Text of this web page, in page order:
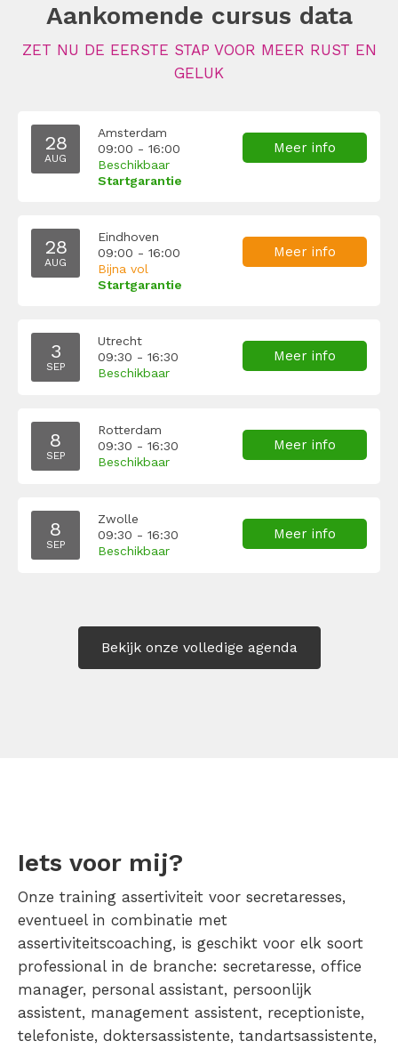
Aankomende cursus data
ZET NU DE EERSTE STAP VOOR MEER RUST EN
GELUK
28
AUG
Amsterdam
09:00 - 16:00
Beschikbaar
Startgarantie
Meer info
28
AUG
Eindhoven
09:00 - 16:00
Bijna vol
Startgarantie
Meer info
3
SEP
Utrecht
09:30 - 16:30
Beschikbaar
Meer info
8
SEP
Rotterdam
09:30 - 16:30
Beschikbaar
Meer info
8
SEP
Zwolle
09:30 - 16:30
Beschikbaar
Meer info
Bekijk onze volledige agenda
Iets voor mij?
Onze training assertiviteit voor secretaresses,
eventueel in combinatie met
assertiviteitscoaching, is geschikt voor elk soort
professional in de branche: secretaresse, office
manager, personal assistant, persoonlijk
assistent, management assistent, receptioniste,
telefoniste, doktersassistente, tandartsassistente,